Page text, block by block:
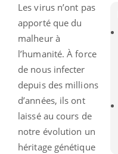
Les virus n’ont pas
apporté que du
malheur à
l’humanité. À force
de nous infecter
depuis des millions
d’années, ils ont
laissé au cours de
notre évolution un
héritage génétique